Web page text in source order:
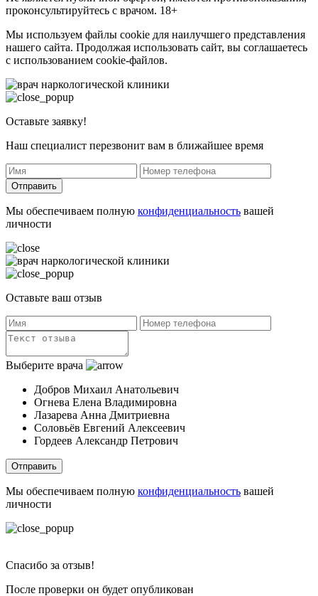
проконсультируйтесь с врачом. 18+
Мы используем файлы cookie для наилучшего представления
нашего сайта. Продолжая использовать сайт, вы соглашаетесь
с использованием cookie-файлов.
Оставьте заявку!
Наш специалист перезвонит вам в ближайшее время
Отправить
Мы обеспечиваем полную конфиденциальность вашей
личности
Оставьте ваш отзыв
Выберите врача
Добров Михаил Анатольевич
Огнева Елена Владимировна
Лазарева Анна Дмитриевна
Соловьёв Евгений Алексеевич
Гордеев Александр Петрович
Отправить
Мы обеспечиваем полную конфиденциальность вашей
личности
Спасибо за отзыв!
После проверки он будет опубликован